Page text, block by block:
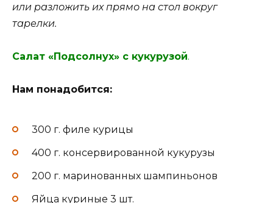
или разложить их прямо на стол вокруг
тарелки.
Салат «Подсолнух» с кукурузой.
Нам понадобится:
300 г. филе курицы
400 г. консервированной кукурузы
200 г. маринованных шампиньонов
Яйца куриные 3 шт.